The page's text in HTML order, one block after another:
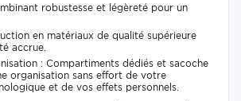
robustesse et légèreté pour un
en matériaux de qualité supérieure
accrue.
: Compartiments dédiés et sacoche
organisation sans effort de votre
et de vos effets personnels.